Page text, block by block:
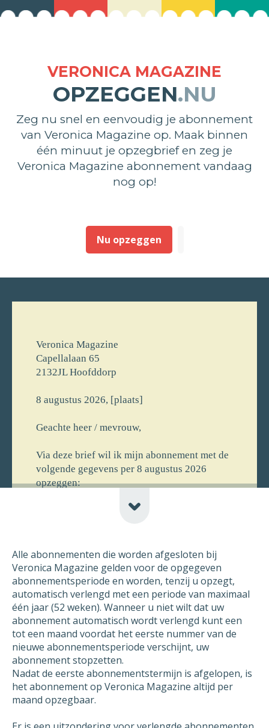
VERONICA MAGAZINE
OPZEGGEN.NU
Zeg nu snel en eenvoudig je abonnement
van Veronica Magazine op. Maak binnen
één minuut je opzegbrief en zeg je
Veronica Magazine abonnement vandaag
nog op!
Nu opzeggen
Veronica Magazine
Capellalaan 65
2132JL Hoofddorp
8 augustus 2026, [plaats]
Geachte heer / mevrouw,
Via deze brief wil ik mijn abonnement met de
volgende gegevens per 8 augustus 2026
opzeggen:
[voornaam] [achternaam]
[opmerking]
De incassomachtiging ten laste van mijn
rekeningnummer die ik aan u verstrekt heb bij
ingang van het abonnement wil ik
logischerwijs ook per 8 augustus 2026 laten
vervallen.
Ik ontvang graag een schriftelijke bevestiging
van de opzegging van mijn abonnement. U
kunt deze opzegging versturen naar [email] of
per post.
Alle abonnementen die worden afgesloten bij
Veronica Magazine gelden voor de opgegeven
abonnementsperiode en worden, tenzij u opzegt,
automatisch verlengd met een periode van maximaal
één jaar (52 weken). Wanneer u niet wilt dat uw
abonnement automatisch wordt verlengd kunt een
tot een maand voordat het eerste nummer van de
nieuwe abonnementsperiode verschijnt, uw
abonnement stopzetten.
Nadat de eerste abonnementstermijn is afgelopen, is
het abonnement op Veronica Magazine altijd per
maand opzegbaar.